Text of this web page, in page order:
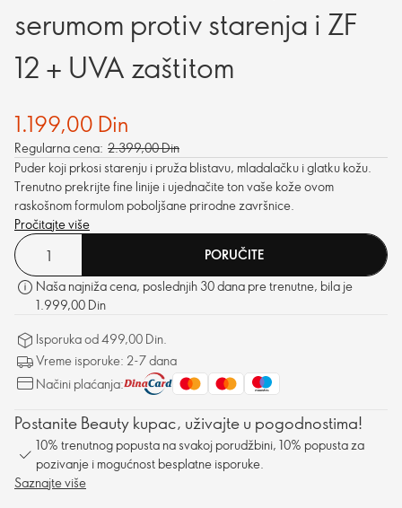
serumom protiv starenja i ZF
12 + UVA zaštitom
1.199,00 Din
Regularna cena: 2.399,00 Din
Puder koji prkosi starenju i pruža blistavu, mladalačku i glatku kožu.
Trenutno prekrijte fine linije i ujednačite ton vaše kože ovom
raskošnom formulom poboljšane prirodne završnice.
Pročitajte više
PORUČITE
Naša najniža cena, poslednjih 30 dana pre trenutne, bila je
1.999,00 Din
Isporuka od 499,00 Din.
Vreme isporuke: 2-7 dana
Načini plaćanja:
Postanite Beauty kupac, uživajte u pogodnostima!
10% trenutnog popusta na svakoj porudžbini, 10% popusta za
pozivanje i mogućnost besplatne isporuke.
Saznajte više